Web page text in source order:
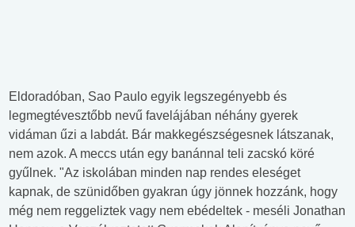
Eldoradóban, Sao Paulo egyik legszegényebb és
legmegtévesztőbb nevű favelájában néhány gyerek
vidáman űzi a labdát. Bár makkegészségesnek látszanak,
nem azok. A meccs után egy banánnal teli zacskó köré
gyűlnek. "Az iskolában minden nap rendes eleséget
kapnak, de szünidőben gyakran úgy jönnek hozzánk, hogy
még nem reggeliztek vagy nem ebédeltek - meséli Jonathan